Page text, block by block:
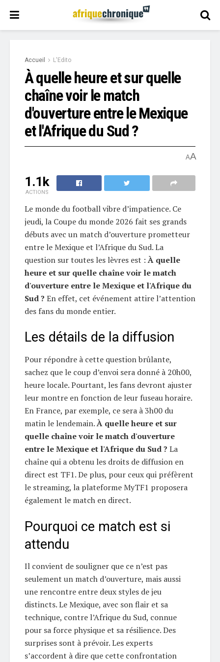
Accueil L'Edito
À quelle heure et sur quelle
chaîne voir le match
d'ouverture entre le Mexique
et l'Afrique du Sud ?
AA
1.1k
ACTIONS
Le monde du football vibre d’impatience. Ce
jeudi, la Coupe du monde 2026 fait ses grands
débuts avec un match d’ouverture prometteur
entre le Mexique et l’Afrique du Sud. La
question sur toutes les lèvres est :À quelle
heure et sur quelle chaîne voir le match
d'ouverture entre le Mexique et l'Afrique du
Sud ? En effet, cet événement attire l’attention
des fans du monde entier.
Les détails de la diffusion
Pour répondre à cette question brûlante,
sachez que le coup d’envoi sera donné à 20h00,
heure locale. Pourtant, les fans devront ajuster
leur montre en fonction de leur fuseau horaire.
En France, par exemple, ce sera à 3h00 du
matin le lendemain.À quelle heure et sur
quelle chaîne voir le match d'ouverture
entre le Mexique et l'Afrique du Sud ? La
chaîne qui a obtenu les droits de diffusion en
direct est TF1. De plus, pour ceux qui préfèrent
le streaming, la plateforme MyTF1 proposera
également le match en direct.
Pourquoi ce match est si
attendu
Il convient de souligner que ce n’est pas
seulement un match d’ouverture, mais aussi
une rencontre entre deux styles de jeu
distincts. Le Mexique, avec son flair et sa
technique, contre l’Afrique du Sud, connue
pour sa force physique et sa résilience. Des
surprises sont à prévoir. Les experts
s’accordent à dire que cette confrontation